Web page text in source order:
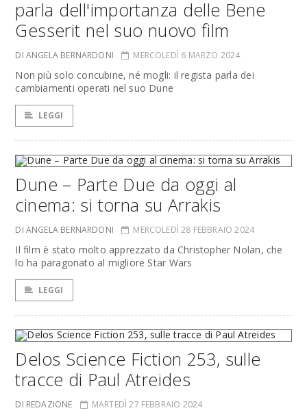
parla dell'importanza delle Bene
Gesserit nel suo nuovo film
DI ANGELA BERNARDONI MERCOLEDÌ 6 MARZO 2024
Non più solo concubine, né mogli: il regista parla dei
cambiamenti operati nel suo Dune
LEGGI
Dune – Parte Due da oggi al
cinema: si torna su Arrakis
DI ANGELA BERNARDONI MERCOLEDÌ 28 FEBBRAIO 2024
Il film è stato molto apprezzato da Christopher Nolan, che
lo ha paragonato al migliore Star Wars
LEGGI
Delos Science Fiction 253, sulle
tracce di Paul Atreides
DI REDAZIONE MARTEDÌ 27 FEBBRAIO 2024